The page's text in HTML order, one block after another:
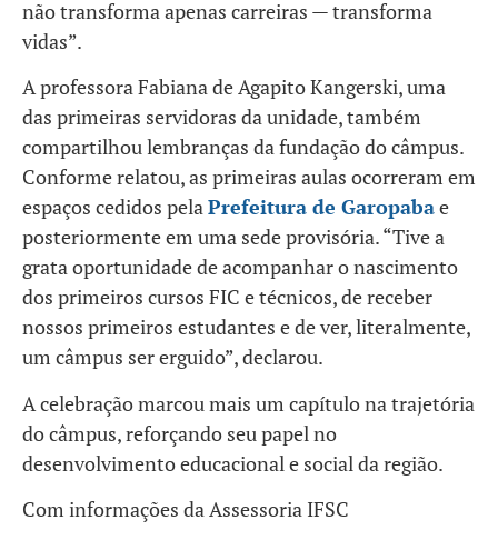
não transforma apenas carreiras — transforma
vidas”.
A professora Fabiana de Agapito Kangerski, uma
das primeiras servidoras da unidade, também
compartilhou lembranças da fundação do câmpus.
Conforme relatou, as primeiras aulas ocorreram em
espaços cedidos pelaPrefeitura de Garopabae
posteriormente em uma sede provisória. “Tive a
grata oportunidade de acompanhar o nascimento
dos primeiros cursos FIC e técnicos, de receber
nossos primeiros estudantes e de ver, literalmente,
um câmpus ser erguido”, declarou.
A celebração marcou mais um capítulo na trajetória
do câmpus, reforçando seu papel no
desenvolvimento educacional e social da região.
Com informações da Assessoria IFSC